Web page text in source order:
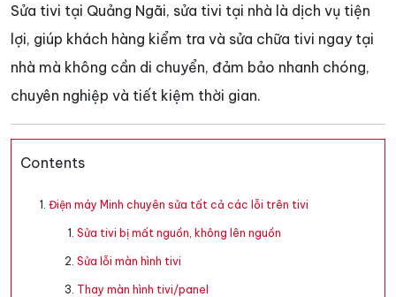
Sửa tivi tại Quảng Ngãi, sửa tivi tại nhà là dịch vụ tiện
lợi, giúp khách hàng kiểm tra và sửa chữa tivi ngay tại
nhà mà không cần di chuyển, đảm bảo nhanh chóng,
chuyên nghiệp và tiết kiệm thời gian.
Contents
Điện máy Minh chuyên sửa tất cả các lỗi trên tivi
Sửa tivi bị mất nguồn, không lên nguồn
Sửa lỗi màn hình tivi
Thay màn hình tivi/panel